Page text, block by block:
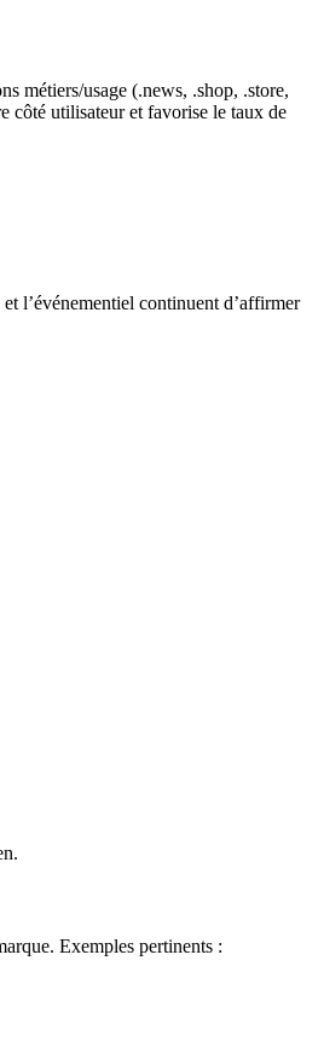
métiers/usage (.news, .shop, .store,
côté utilisateur et favorise le taux de
l’événementiel continuent d’affirmer
Exemples pertinents :